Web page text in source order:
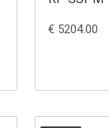
€ 5204.00